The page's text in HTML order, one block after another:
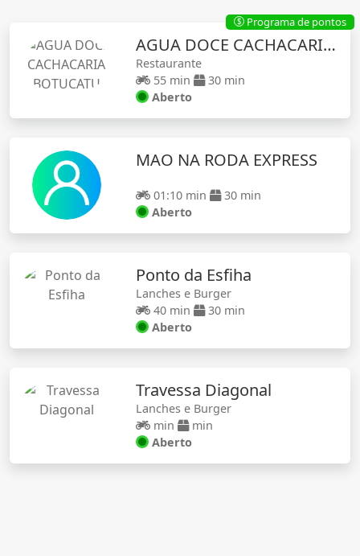
AGUA DOCE CACHACARIA BOTUCATU
Restaurante
55 min
30 min
Aberto
$ Programa de pontos
MAO NA RODA EXPRESS
01:10 min
30 min
Aberto
Ponto da Esfiha
Lanches e Burger
40 min
30 min
Aberto
Travessa Diagonal
Lanches e Burger
min
min
Aberto